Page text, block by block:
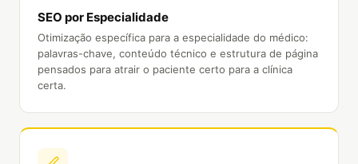
SEO por Especialidade
Otimização específica para a especialidade do médico:
palavras-chave, conteúdo técnico e estrutura de página
pensados para atrair o paciente certo para a clínica
certa.